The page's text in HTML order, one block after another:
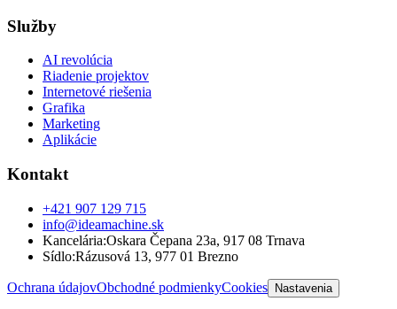
Služby
AI revolúcia
Riadenie projektov
Internetové riešenia
Grafika
Marketing
Aplikácie
Kontakt
+421 907 129 715
info@ideamachine.sk
Kancelária:Oskara Čepana 23a, 917 08 Trnava
Sídlo:Rázusová 13, 977 01 Brezno
Ochrana údajovObchodné podmienkyCookies Nastavenia